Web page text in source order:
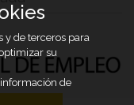
y de terceros para
su
de